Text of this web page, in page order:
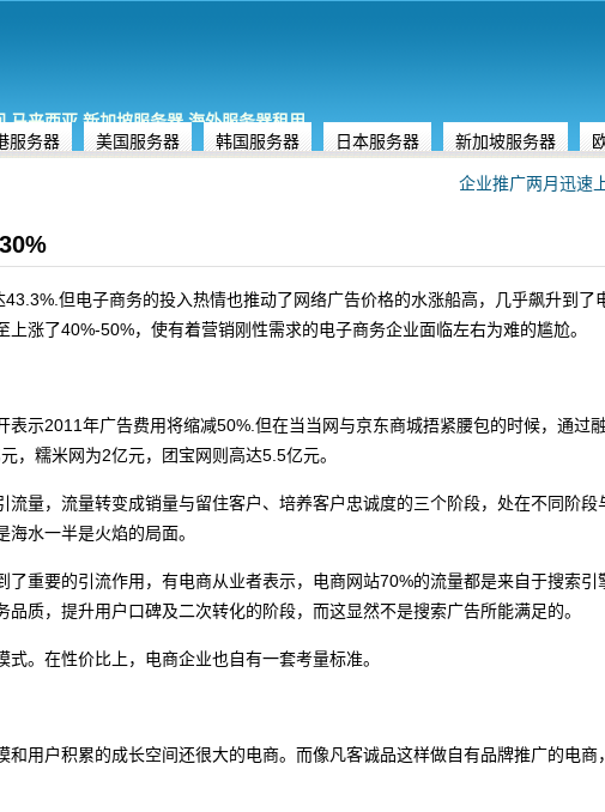
马来西亚,新加坡服务器,海外服务器租用
服务器 美国服务器 韩国服务器 日本服务器 新加坡服务器
企业推广两月迅速
但电子商务的投入热情也推动了网络广告价格的水涨船高，几乎飙升到了
涨了40%-50%，使有着营销刚性需求的电子商务企业面临左右为难的尴尬。
示2011年广告费用将缩减50%.但在当当网与京东商城捂紧腰包的时候，通过
，糯米网为2亿元，团宝网则高达5.5亿元。
量，流量转变成销量与留住客户、培养客户忠诚度的三个阶段，处在不同阶段
水一半是火焰的局面。
重要的引流作用，有电商从业者表示，电商网站70%的流量都是来自于搜索引
质，提升用户口碑及二次转化的阶段，而这显然不是搜索广告所能满足的。
。在性价比上，电商企业也自有一套考量标准。
用户积累的成长空间还很大的电商。而像凡客诚品这样做自有品牌推广的电商